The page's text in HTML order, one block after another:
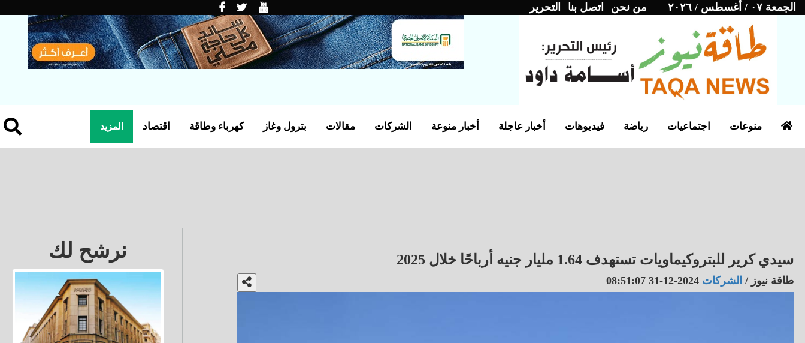
الجمعة ٠٧ / أغسطس / ٢٠٢٦ من نحن اتصل بنا التحرير
المزيد اقتصاد كهرباء وطاقة بترول وغاز مقالات الشركات أخبار منوعة أخبار عاجلة فيديوهات رياضة اجتماعيات منوعات
سيدي كرير للبتروكيماويات تستهدف 1.64 مليار جنيه أرباحًا خلال 2025
طاقة نيوز / الشركات2024-12-31 08:51:07
نرشح لك